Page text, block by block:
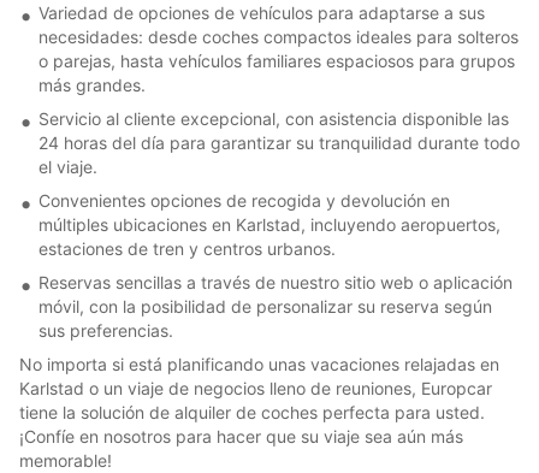
Variedad de opciones de vehículos para adaptarse a sus
necesidades: desde coches compactos ideales para solteros
o parejas, hasta vehículos familiares espaciosos para grupos
más grandes.
Servicio al cliente excepcional, con asistencia disponible las
24 horas del día para garantizar su tranquilidad durante todo
el viaje.
Convenientes opciones de recogida y devolución en
múltiples ubicaciones en Karlstad, incluyendo aeropuertos,
estaciones de tren y centros urbanos.
Reservas sencillas a través de nuestro sitio web o aplicación
móvil, con la posibilidad de personalizar su reserva según
sus preferencias.
No importa si está planificando unas vacaciones relajadas en
Karlstad o un viaje de negocios lleno de reuniones, Europcar
tiene la solución de alquiler de coches perfecta para usted.
¡Confíe en nosotros para hacer que su viaje sea aún más
memorable!